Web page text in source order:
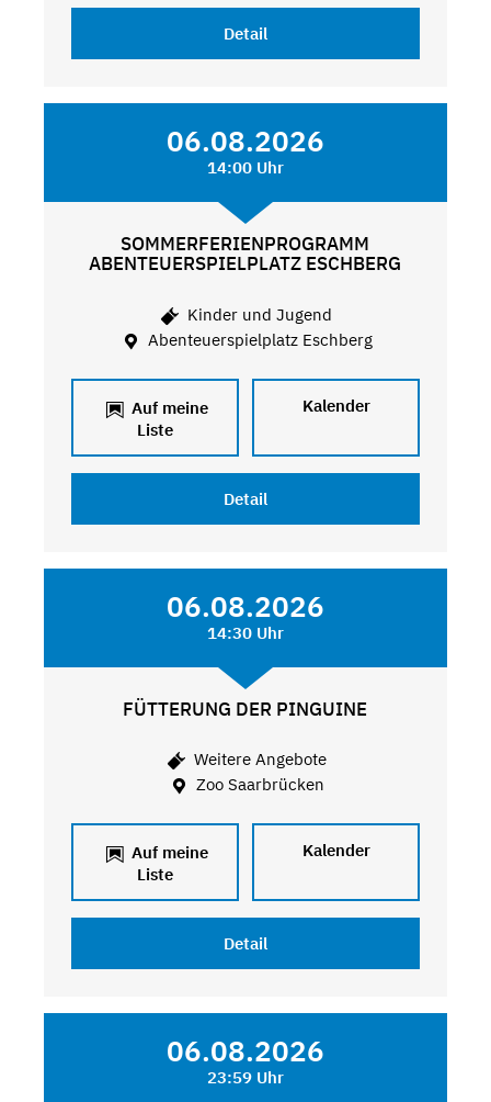
Detail
06.08.2026
14:00 Uhr
SOMMERFERIENPROGRAMM
ABENTEUERSPIELPLATZ ESCHBERG
Kinder und Jugend
Abenteuerspielplatz Eschberg
Auf meine
Liste
Kalender
Detail
06.08.2026
14:30 Uhr
FÜTTERUNG DER PINGUINE
Weitere Angebote
Zoo Saarbrücken
Auf meine
Liste
Kalender
Detail
06.08.2026
23:59 Uhr